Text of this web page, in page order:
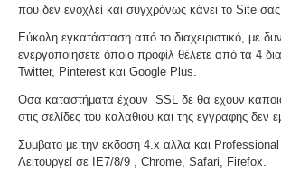
που δεν ενοχλεί και συγχρόνως κάνει το Site σας
Εύκολη εγκατάσταση από το διαχειριστικό, με
ενεργοποίησετε όποιο προφίλ θέλετε από τα 4
Twitter, Pinterest και Google Plus.
Οσα καταστήματα έχουν SSL δε θα εχουν
στις σελίδες του καλαθιου και της εγγραφης δεν
Συμβατο με την εκδοση 4.x αλλα και
Λειτουργεί σε IE7/8/9 , Chrome, Safari, Firefox.